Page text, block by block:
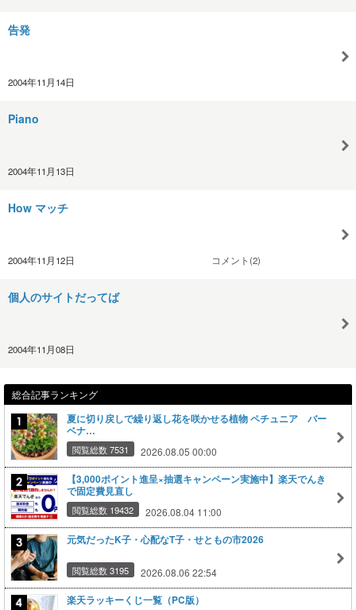
告発
2004年11月14日
Piano
2004年11月13日
How マッチ
2004年11月12日 コメント(2)
個人のサイトだってば
2004年11月08日
総合記事ランキング
夏に切り戻しで繰り返し花を咲かせる植物 ペチュニア バー
ベナ…
閲覧総数 7531 2026.08.05 00:00
【3,000ポイント進呈×抽選キャンペーン実施中】楽天でんき
で固定費見直し
閲覧総数 19432 2026.08.04 11:00
元気だったK子・心配なT子・せともの市2026
閲覧総数 3195 2026.08.06 22:54
楽天ラッキーくじ一覧（PC版）